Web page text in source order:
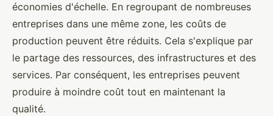
économies d'échelle. En regroupant de nombreuses
entreprises dans une même zone, les coûts de
production peuvent être réduits. Cela s'explique par
le partage des ressources, des infrastructures et des
services. Par conséquent, les entreprises peuvent
produire à moindre coût tout en maintenant la
qualité.